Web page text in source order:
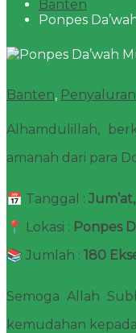
Banten
Ponpes
Banten,
Alhamdulillah,
amanah dari para
📅 Tanggal :
📍 Lokasi : Ponpes
📚 Jumlah : 180
Semoga Allah
kemudahan